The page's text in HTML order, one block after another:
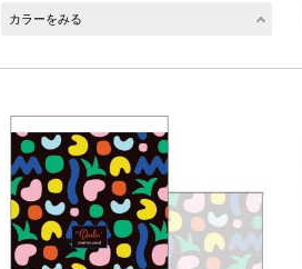
カラーをみる